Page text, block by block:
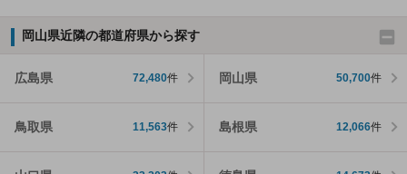
岡山県近隣の都道府県から探す
広島県 72,480件 岡山県 50,700件
鳥取県 11,563件 島根県 12,066件